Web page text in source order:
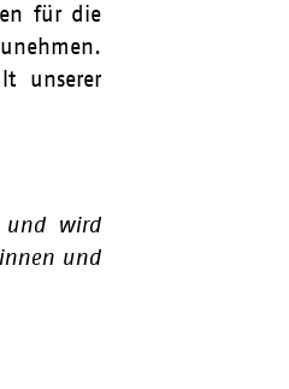
für die
unserer
und wird
und